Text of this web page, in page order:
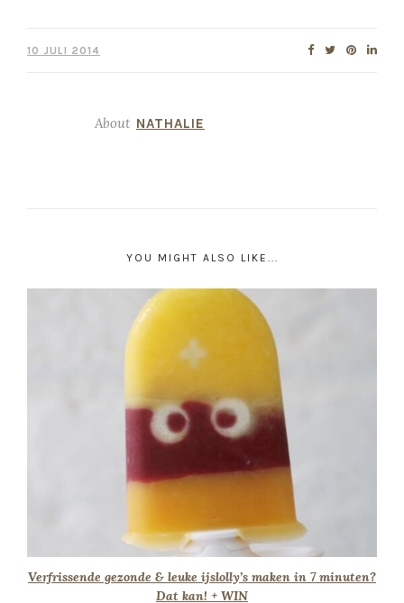
10 JULI 2014
About NATHALIE
YOU MIGHT ALSO LIKE...
Verfrissende gezonde & leuke ijslolly’s maken in 7 minuten?
Dat kan! + WIN